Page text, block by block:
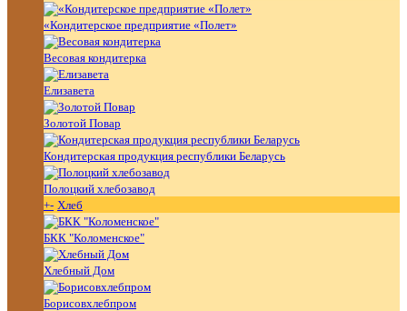
«Кондитерское предприятие «Полет»
Весовая кондитерка
Елизавета
Золотой Повар
Кондитерская продукция республики Беларусь
Полоцкий хлебозавод
+- Хлеб
БКК "Коломенское"
Хлебный Дом
Борисовхлебпром